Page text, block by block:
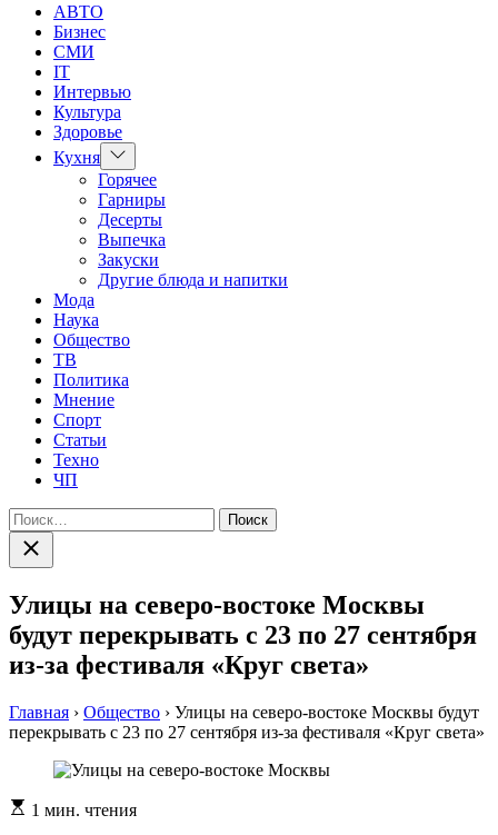
АВТО
Бизнес
СМИ
IT
Интервью
Культура
Здоровье
Кухня Показать
подменю
Горячее
Гарниры
Десерты
Выпечка
Закуски
Другие блюда и напитки
Мода
Наука
Общество
ТВ
Политика
Мнение
Спорт
Статьи
Техно
ЧП
Найти:
Закрыть
поиск
Улицы на северо-востоке Москвы
будут перекрывать с 23 по 27 сентября
из-за фестиваля «Круг света»
Главная › Общество › Улицы на северо-востоке Москвы будут
перекрывать с 23 по 27 сентября из-за фестиваля «Круг света»
Расчетное
1 мин. чтения